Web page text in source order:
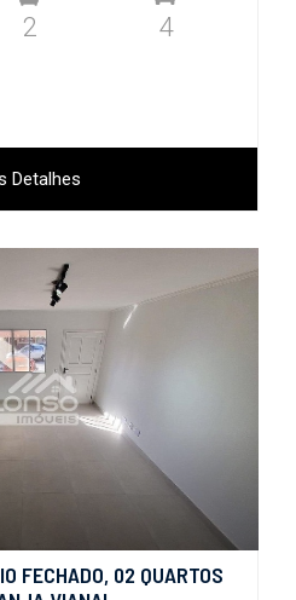
2 4
Detalhes
FECHADO, 02 QUARTOS